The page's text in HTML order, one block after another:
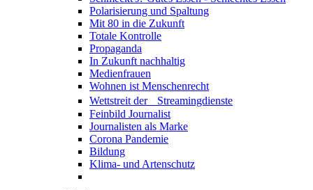
Polarisierung und Spaltung
Mit 80 in die Zukunft
Totale Kontrolle
Propaganda
In Zukunft nachhaltig
Medienfrauen
Wohnen ist Menschenrecht
Wettstreit der Streamingdienste
Feinbild Journalist
Journalisten als Marke
Corona Pandemie
Bildung
Klima- und Artenschutz